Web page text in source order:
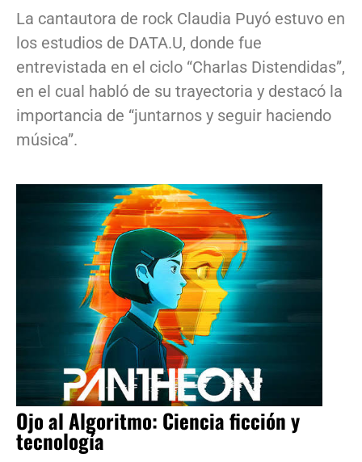
La cantautora de rock Claudia Puyó estuvo en
los estudios de DATA.U, donde fue
entrevistada en el ciclo “Charlas Distendidas”,
en el cual habló de su trayectoria y destacó la
importancia de “juntarnos y seguir haciendo
música”.
Ojo al Algoritmo: Ciencia ficción y
tecnología